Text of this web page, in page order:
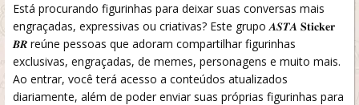
Está procurando figurinhas para deixar suas conversas mais
engraçadas, expressivas ou criativas? Este grupo 𝑨𝑺𝑻𝑨 𝐒𝐭𝐢𝐜𝐤𝐞𝐫
𝑩𝑹 reúne pessoas que adoram compartilhar figurinhas
exclusivas, engraçadas, de memes, personagens e muito mais.
Ao entrar, você terá acesso a conteúdos atualizados
diariamente, além de poder enviar suas próprias figurinhas para